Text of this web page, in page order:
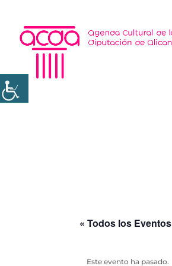
« Todos los Eventos
Este evento ha pasado.